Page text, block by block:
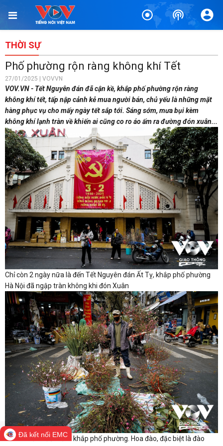
THỜI SỰ
Phố phường rộn ràng không khí Tết
27/01/2025 | VOVVN
VOV.VN - Tết Nguyên đán đã cận kề, khắp phố phường rộn ràng
không khí tết, tấp nập cảnh kẻ mua người bán, chủ yếu là những mặt
hàng phục vụ cho mấy ngày tết sắp tới. Sáng sớm, mưa bụi kèm
không khí lạnh tràn về khiến ai cũng co ro áo ấm ra đường đón xuân...
Chỉ còn 2 ngày nữa là đến Tết Nguyên đán Ất Tỵ, khắp phố phường
Hà Nội đã ngập tràn không khi đón Xuân
Sắc hoa đào đỏ thắm khắp phố phường. Hoa đào, đặc biệt là đào
Đã kết nối EMC